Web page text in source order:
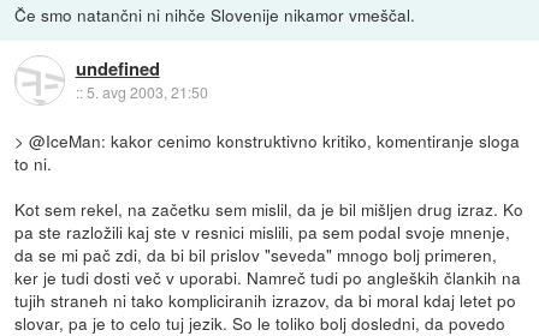
Če smo natančni ni nihče Slovenije nikamor vmeščal.
undefined
::5. avg 2003, 21:50
> @IceMan: kakor cenimo konstruktivno kritiko, komentiranje sloga
to ni.
Kot sem rekel, na začetku sem mislil, da je bil mišljen drug izraz. Ko
pa ste razložili kaj ste v resnici mislili, pa sem podal svoje mnenje,
da se mi pač zdi, da bi bil prislov "seveda" mnogo bolj primeren,
ker je tudi dosti več v uporabi. Namreč tudi po angleških člankih na
tujih straneh ni tako kompliciranih izrazov, da bi moral kdaj letet po
slovar, pa je to celo tuj jezik. So le toliko bolj dosledni, da povedo